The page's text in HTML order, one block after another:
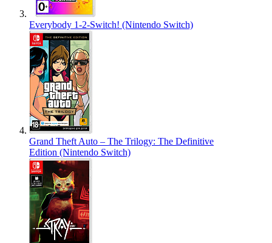
Everybody 1-2-Switch! (Nintendo Switch)
Grand Theft Auto – The Trilogy: The Definitive
Edition (Nintendo Switch)